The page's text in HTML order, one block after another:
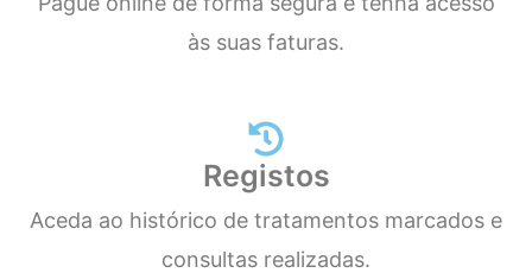
às suas faturas.
Registos
Aceda ao histórico de tratamentos marcados e
consultas realizadas.